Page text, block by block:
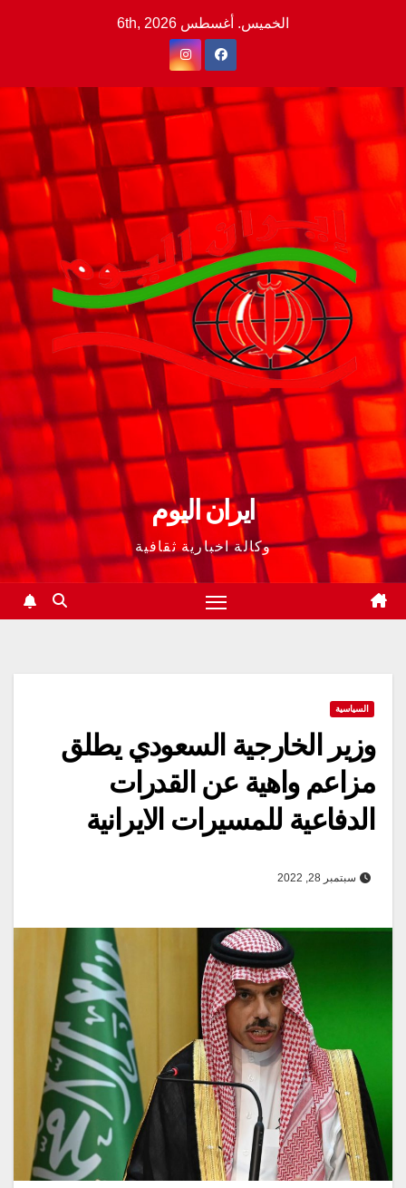
الخميس. أغسطس 6th, 2026
ايران اليوم
وكالة اخبارية ثقافية
السياسية
وزير الخارجية السعودي یطلق
مزاعم واهية عن القدرات
الدفاعية للمسیرات الایرانیة
سبتمبر 28, 2022